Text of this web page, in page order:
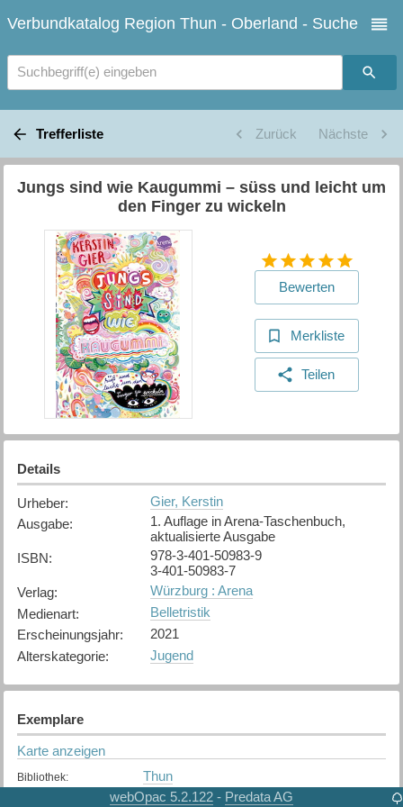
Verbundkatalog Region Thun - Oberland - Suche
Suchbegriff(e) eingeben
Trefferliste Zurück Nächste
Jungs sind wie Kaugummi – süss und leicht um
den Finger zu wickeln
Bewerten
Merkliste
Teilen
Details
Urheber:
Gier, Kerstin
Ausgabe:
1. Auflage in Arena-Taschenbuch,
aktualisierte Ausgabe
ISBN:
978-3-401-50983-9
3-401-50983-7
Verlag:
Würzburg : Arena
Medienart:
Belletristik
Erscheinungsjahr:
2021
Alterskategorie: Jugend
Exemplare
Karte anzeigen
Bibliothek: Thun
Verfügbar
webOpac 5.2.122 - Predata AG